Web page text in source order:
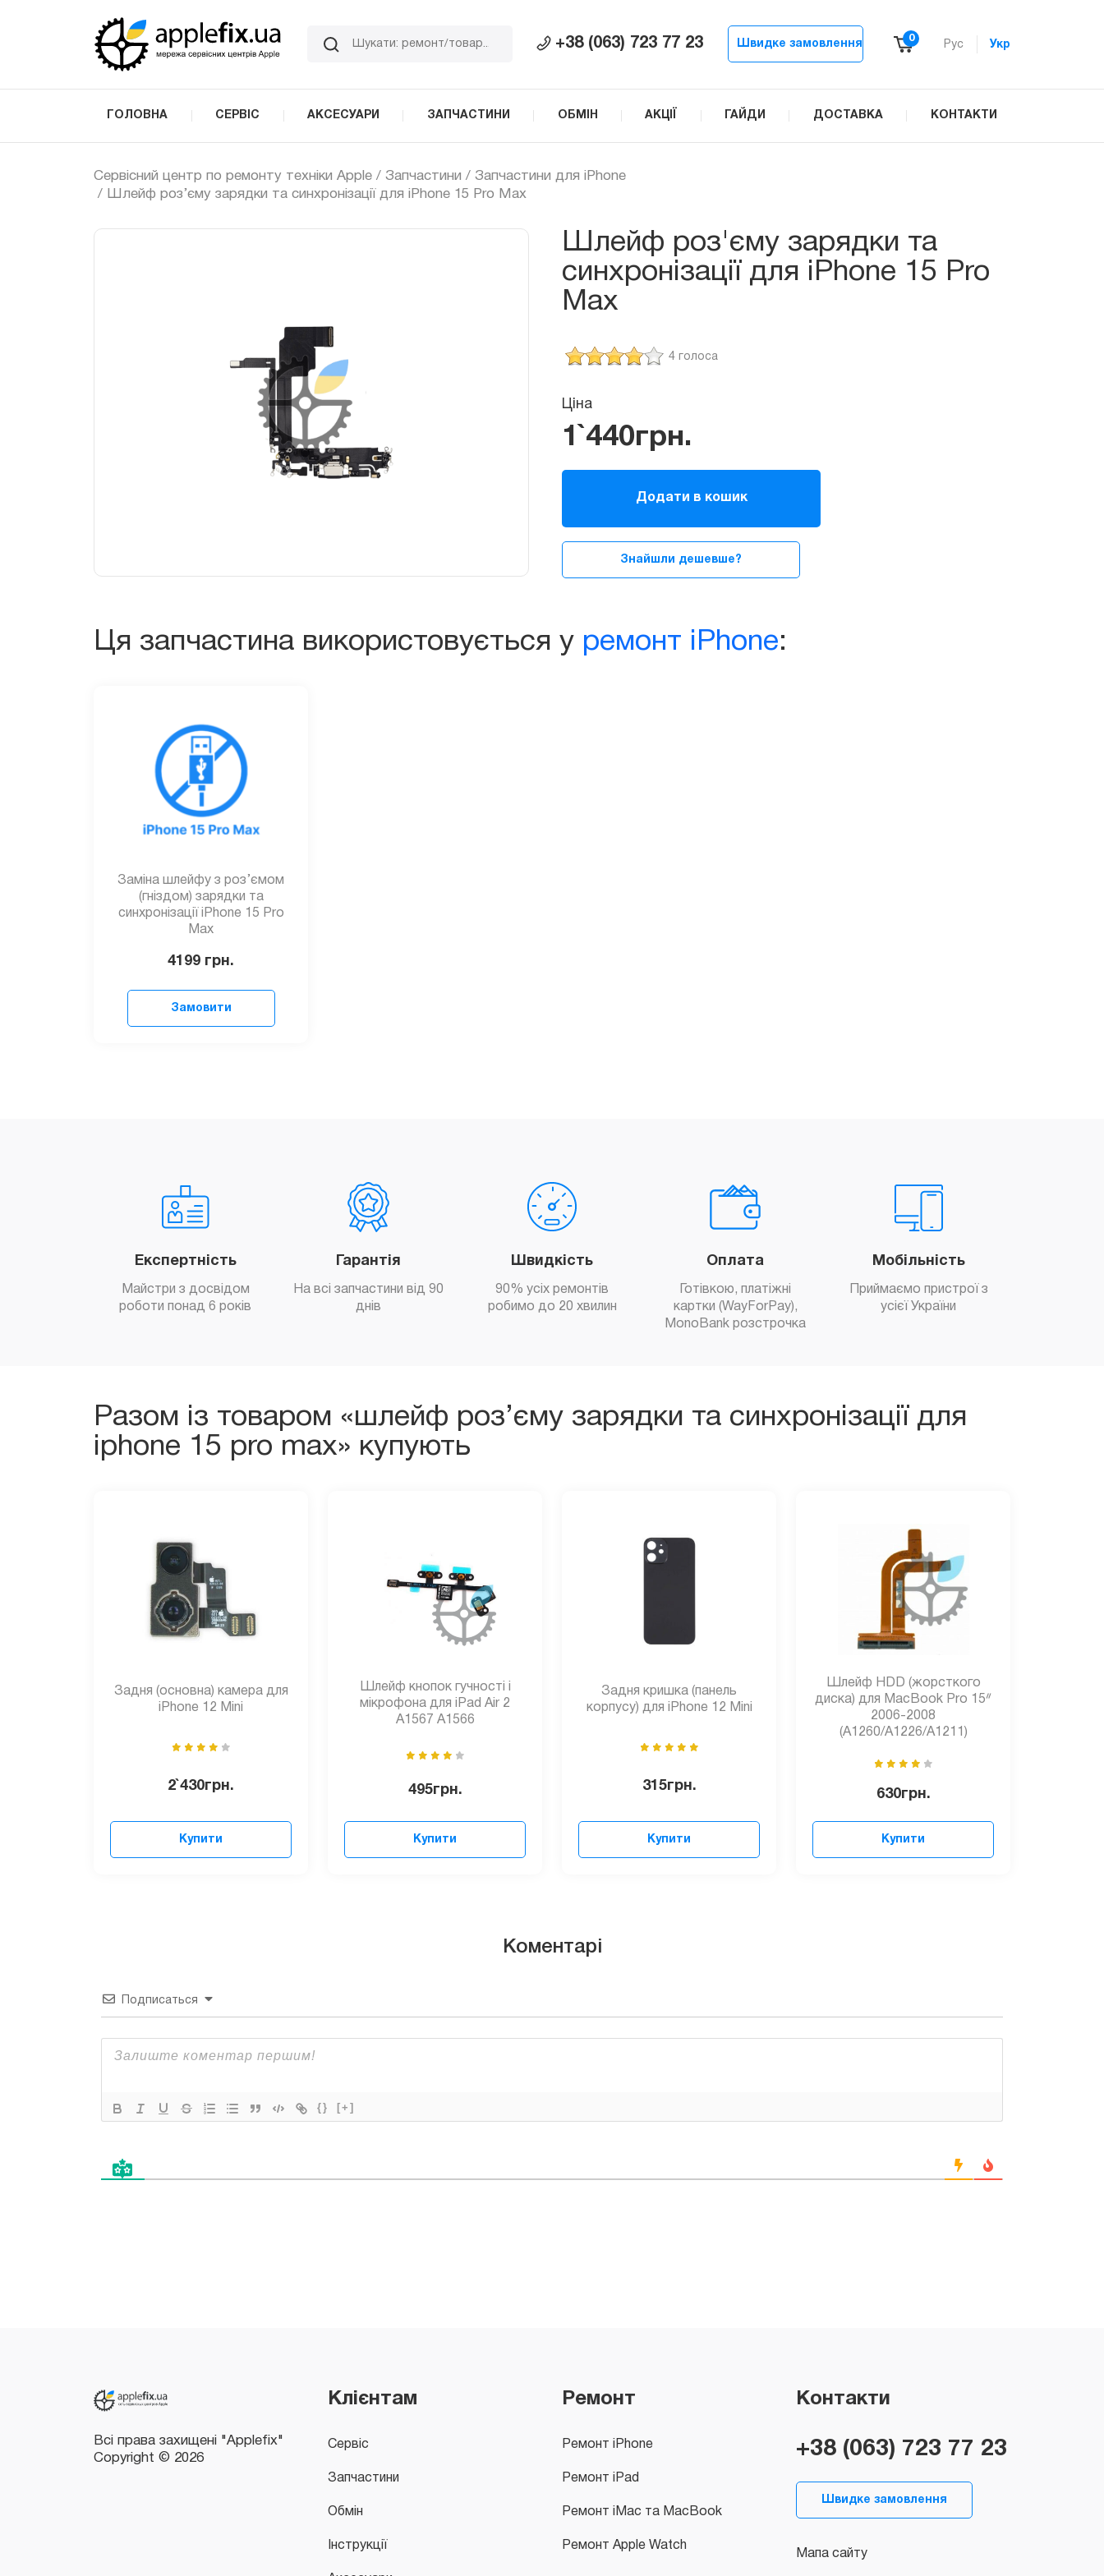
+38 (063) 723 77 23 Швидке замовлення
0
Рус Укр
ГОЛОВНА СЕРВІС АКСЕСУАРИ ЗАПЧАСТИНИ ОБМІН АКЦІЇ ГАЙДИ ДОСТАВКА КОНТАКТИ
Сервісний центр по ремонту техніки Apple / Запчастини / Запчастини для iPhone
/ Шлейф роз’єму зарядки та синхронізації для iPhone 15 Pro Max
Шлейф роз'єму зарядки та
синхронізації для iPhone 15 Pro
Max
4 голоса
Ціна
1`440грн.
Max
quantity
Додати в кошик
Знайшли дешевше?
Ця запчастина використовується у ремонт iPhone:
Заміна шлейфу з роз’ємом
(гніздом) зарядки та
синхронізації iPhone 15 Pro
Max
4199 грн.
Замовити
Експертність
Майстри з досвідом
роботи понад 6 років
Гарантія
На всі запчастини від 90
днів
Швидкість
90% усіх ремонтів
робимо до 20 хвилин
Оплата
Готівкою, платіжні
картки (WayForPay),
MonoBank розстрочка
Мобільність
Приймаємо пристрої з
усієї України
Разом із товаром «шлейф роз’єму зарядки та синхронізації для
iphone 15 pro max» купують
Задня (основна) камера для
iPhone 12 Mini
2`430грн.
Купити
Шлейф кнопок гучності і
мікрофона для iPad Air 2
A1567 A1566
495грн.
Купити
Задня кришка (панель
корпусу) для iPhone 12 Mini
315грн.
Купити
Шлейф HDD (жорсткого
диска) для MacBook Pro 15ᐥ
2006-2008
(A1260/A1226/A1211)
630грн.
Купити
Коментарі
Подписаться
{} [+]
Клієнтам
Сервіс
Запчастини
Обмін
Інструкції
Ремонт
Ремонт iPhone
Ремонт iPad
Ремонт iMac та MacBook
Ремонт Apple Watch
Контакти
+38 (063) 723 77 23
Швидке замовлення
Мапа сайту